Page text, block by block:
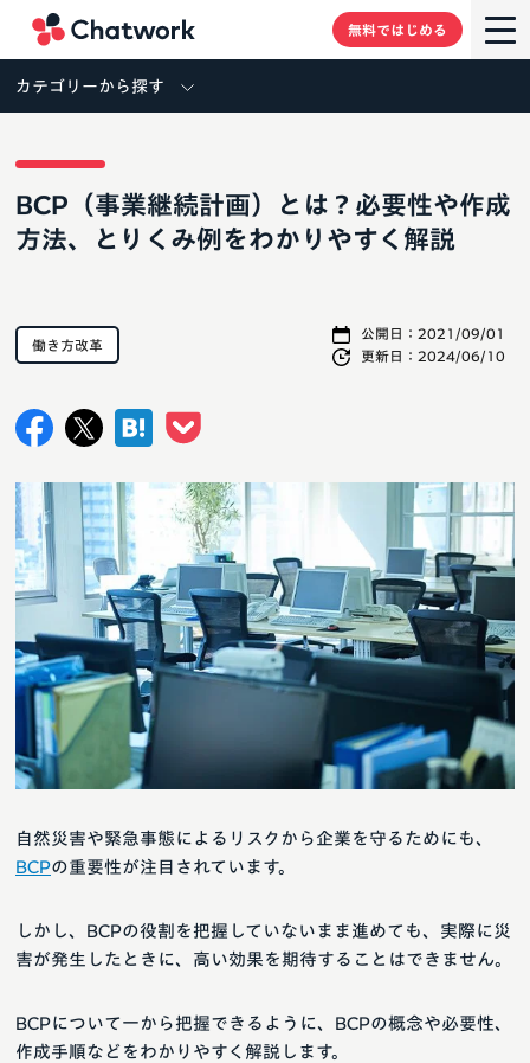
無料ではじめる
カテゴリーから探す
BCP（事業継続計画）とは？必要性や作成
方法、とりくみ例をわかりやすく解説
公開日： 2021/09/01
更新日： 2024/06/10
働き方改革
BCPについて一から把握できるように、BCPの概念や必要性、
作成手順などをわかりやすく解説します。
しかし、BCPの役割を把握していないまま進めても、実際に災
害が発生したときに、高い効果を期待することはできません。
自然災害や緊急事態によるリスクから企業を守るためにも、
BCPの重要性が注目されています。